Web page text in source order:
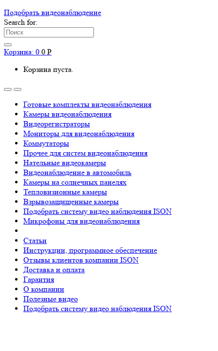
Подобрать видеонаблюдениe
Search for:
Корзина: 0 0 Р
Корзина пуста.
Готовые комплекты видеонаблюдения
Камеры видеонаблюдения
Видеорегистраторы
Мониторы для видеонаблюдения
Коммутаторы
Прочее для систем видеонаблюдения
Нательные видеокамеры
Видеонаблюдение в автомобиль
Камеры на солнечных панелях
Тепловизионные камеры
Взрывозащищенные камеры
Подобрать систему видео наблюдения ISON
Микрофоны для видеонаблюдения
Статьи
Инструкции, программное обеспечение
Отзывы клиентов компании ISON
Доставка и оплата
Гарантия
О компании
Полезные видео
Подобрать систему видео наблюдения ISON